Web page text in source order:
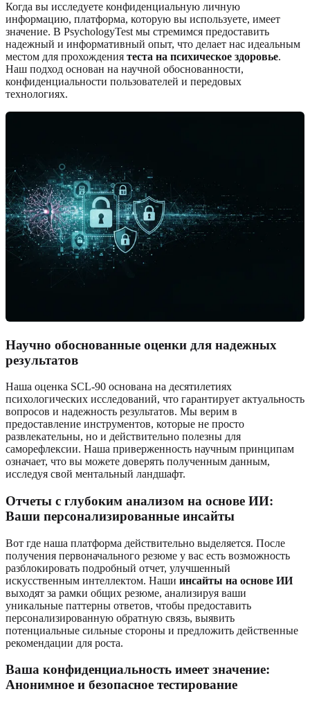
Когда вы исследуете конфиденциальную личную
информацию, платформа, которую вы используете, имеет
значение. В PsychologyTest мы стремимся предоставить
надежный и информативный опыт, что делает нас идеальным
местом для прохождения теста на психическое здоровье.
Наш подход основан на научной обоснованности,
конфиденциальности пользователей и передовых
технологиях.
Научно обоснованные оценки для надежных
результатов
Наша оценка SCL-90 основана на десятилетиях
психологических исследований, что гарантирует актуальность
вопросов и надежность результатов. Мы верим в
предоставление инструментов, которые не просто
развлекательны, но и действительно полезны для
саморефлексии. Наша приверженность научным принципам
означает, что вы можете доверять полученным данным,
исследуя свой ментальный ландшафт.
Отчеты с глубоким анализом на основе ИИ:
Ваши персонализированные инсайты
Вот где наша платформа действительно выделяется. После
получения первоначального резюме у вас есть возможность
разблокировать подробный отчет, улучшенный
искусственным интеллектом. Наши инсайты на основе ИИ
выходят за рамки общих резюме, анализируя ваши
уникальные паттерны ответов, чтобы предоставить
персонализированную обратную связь, выявить
потенциальные сильные стороны и предложить действенные
рекомендации для роста.
Ваша конфиденциальность имеет значение:
Анонимное и безопасное тестирование